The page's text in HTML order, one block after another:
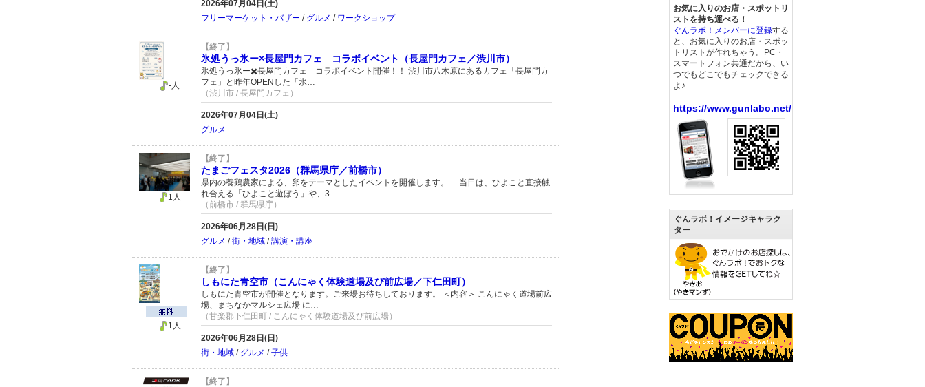
2026年07月04日(土)
フリーマーケット・バザー / グルメ / ワークショップ
【終了】
氷処うっ氷ー×長屋門カフェ コラボイベント（長屋門カフェ／渋川市）
氷処うっ氷ー✖️長屋門カフェ コラボイベント開催！！ 渋川市八木原にあるカフェ「長屋門カ
フェ」と昨年OPENした「氷…
（渋川市 / 長屋門カフェ）
2026年07月04日(土)
グルメ
-人
【終了】
たまごフェスタ2026（群馬県庁／前橋市）
県内の養鶏農家による、卵をテーマとしたイベントを開催します。 当日は、ひよこと直接触
れ合える「ひよこと遊ぼう」や、3…
（前橋市 / 群馬県庁）
2026年06月28日(日)
グルメ /街・地域 /講演・講座
1人
【終了】
しもにた青空市（こんにゃく体験道場及び前広場／下仁田町）
しもにた青空市が開催となります。ご来場お待ちしております。 ＜内容＞ こんにゃく道場前広
場、まちなかマルシェ広場 に…
（甘楽郡下仁田町 / こんにゃく体験道場及び前広場）
2026年06月28日(日)
街・地域 / グルメ /子供
1人
【終了】
お気に入りのお店・スポットリ
ストを持ち運べる！
ぐんラボ！メンバーに登録する
と、お気に入りのお店・スポッ
トリストが作れちゃう。PC・
スマートフォン共通だから、い
つでもどこでもチェックできる
よ♪
https://www.gunlabo.net/
ぐんラボ！イメージキャラク
ター